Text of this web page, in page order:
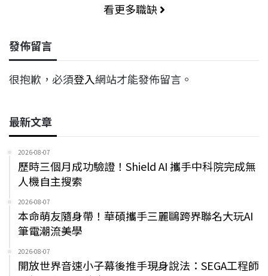
看更多職缺
發佈留言
很抱歉，必須登入網站才能發佈留言。
最新文章
2026-08-07
歷時三個月成功驗證！Shield AI 攜手中科院完成無
人機自主搜索
2026-08-07
本命萌友隨身帶！華碩攜手三麗鷗跨界聯名大玩AI
筆電潮流美學
2026-08-07
開放世界音速小子幕後推手現身說法：SEGA工程師